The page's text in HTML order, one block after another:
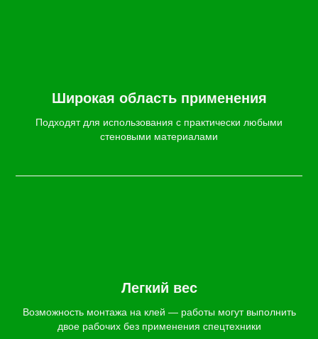
Широкая область применения
Подходят для использования с практически любыми
стеновыми материалами
Легкий вес
Возможность монтажа на клей — работы могут выполнить
двое рабочих без применения спецтехники